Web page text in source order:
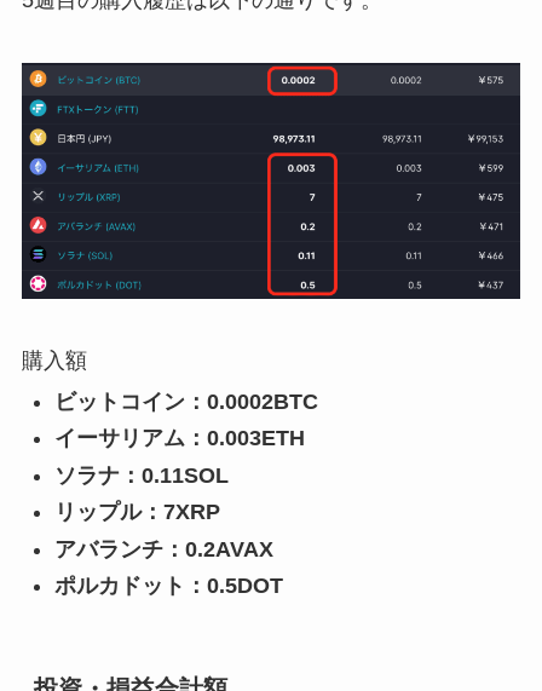
購入額
ビットコイン：0.0002BTC
イーサリアム：0.003ETH
ソラナ：0.11SOL
リップル：7XRP
アバランチ：0.2AVAX
ポルカドット：0.5DOT